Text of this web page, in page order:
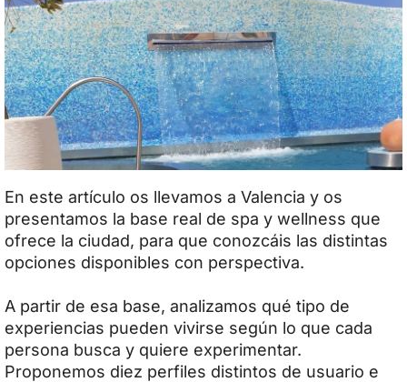
En este artículo os llevamos a Valencia y os
presentamos la base real de spa y wellness que
ofrece la ciudad, para que conozcáis las distintas
opciones disponibles con perspectiva.
A partir de esa base, analizamos qué tipo de
experiencias pueden vivirse según lo que cada
persona busca y quiere experimentar.
Proponemos diez perfiles distintos de usuario e